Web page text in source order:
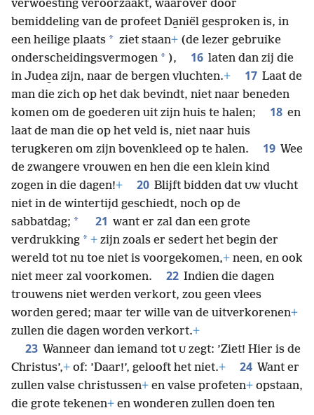
verwoesting veroorzaakt, waarover door
bemiddeling van de profeet Da̱niël gesproken is, in
een heilige plaats * ziet staan+ (de lezer gebruike
onderscheidingsvermogen * ), 16 laten dan zij die
in Jude̱a zijn, naar de bergen vluchten.+ 17 Laat de
man die zich op het dak bevindt, niet naar beneden
komen om de goederen uit zijn huis te halen;
18 en
laat de man die op het veld is, niet naar huis
terugkeren om zijn bovenkleed op te halen.
19 Wee
de zwangere vrouwen en hen die een klein kind
zogen in die dagen!+ 20 Blijft bidden dat UW vlucht
niet in de wintertijd geschiedt, noch op de
sabbatdag; * 21 want er zal dan een grote
verdrukking * + zijn zoals er sedert het begin der
wereld tot nu toe niet is voorgekomen,+ neen, en ook
niet meer zal voorkomen.
22 Indien die dagen
trouwens niet werden verkort, zou geen vlees
worden gered; maar ter wille van de uitverkorenen+
zullen die dagen worden verkort.+
23 Wanneer dan iemand tot U zegt: ’Ziet! Hier is de
Christus’,+ of: ’Daar!’, gelooft het niet.+ 24 Want er
zullen valse christussen+ en valse profeten+ opstaan,
die grote tekenen+ en wonderen zullen doen ten